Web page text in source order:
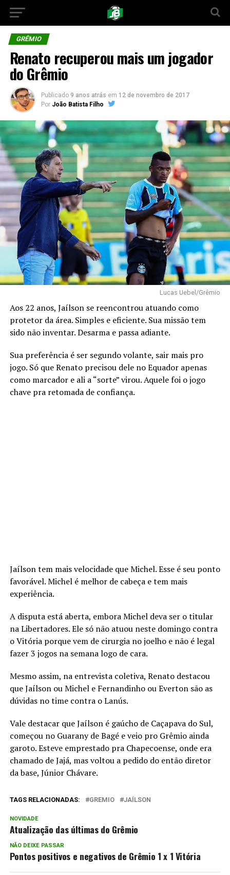
GRÊMIO
Renato recuperou mais um jogador
do Grêmio
Publicado 9 anos atrás em 12 de novembro de 2017
Por João Batista Filho
Lucas Uebel/Grêmio
Aos 22 anos, Jaílson se reencontrou atuando como
protetor da área. Simples e eficiente. Sua missão tem
sido não inventar. Desarma e passa adiante.
Sua preferência é ser segundo volante, sair mais pro
jogo. Só que Renato precisou dele no Equador apenas
como marcador e ali a “sorte” virou. Aquele foi o jogo
chave pra retomada de confiança.
Jaílson tem mais velocidade que Michel. Esse é seu ponto
favorável. Michel é melhor de cabeça e tem mais
experiência.
A disputa está aberta, embora Michel deva ser o titular
na Libertadores. Ele só não atuou neste domingo contra
o Vitória porque vem de cirurgia no joelho e não é legal
fazer 3 jogos na semana logo de cara.
Mesmo assim, na entrevista coletiva, Renato destacou
que Jaílson ou Michel e Fernandinho ou Everton são as
dúvidas no time contra o Lanús.
Vale destacar que Jaílson é gaúcho de Caçapava do Sul,
começou no Guarany de Bagé e veio pro Grêmio ainda
garoto. Esteve emprestado pra Chapecoense, onde era
chamado de Jajá, mas voltou a pedido do então diretor
da base, Júnior Chávare.
TAGS RELACIONADAS: GREMIO JAÍLSON
NOVIDADE
Atualização das últimas do Grêmio
NÃO DEIXE PASSAR
Pontos positivos e negativos de Grêmio 1 x 1 Vitória